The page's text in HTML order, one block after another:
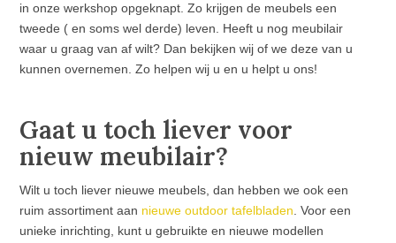
in onze werkshop opgeknapt. Zo krijgen de meubels een
tweede ( en soms wel derde) leven. Heeft u nog meubilair
waar u graag van af wilt? Dan bekijken wij of we deze van u
kunnen overnemen. Zo helpen wij u en u helpt u ons!
Gaat u toch liever voor
nieuw meubilair?
Wilt u toch liever nieuwe meubels, dan hebben we ook een
ruim assortiment aan nieuwe outdoor tafelbladen . Voor een
unieke inrichting, kunt u gebruikte en nieuwe modellen